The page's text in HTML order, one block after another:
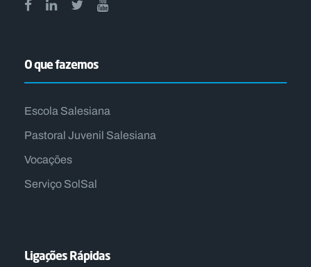
O que fazemos
Escola Salesiana
Pastoral Juvenil Salesiana
Vocações
Serviço SolSal
Ligações Rápidas